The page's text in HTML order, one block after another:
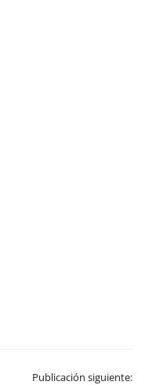
Publicación siguiente: